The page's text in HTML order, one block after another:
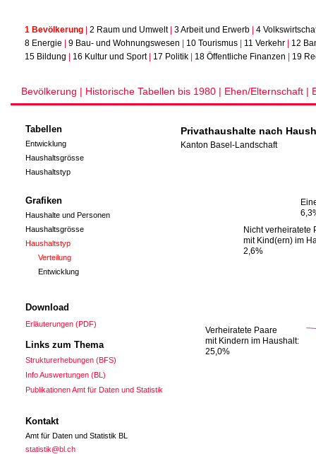
1 Bevölkerung 2 Raum und Umwelt| 3 Arbeit und Erwerb
4
8 Energie | 9 Bau- und Wohnungswesen | 10 Tourismus | 11 Verkehr | 12
15 Bildung | 16 Kultur und Sport| 17 Politik | 18 Öffentliche Finanzen | 19
Bevölkerung | Historische Tabellen bis 1980 | Ehen/Elternschaft |
Tabellen
Entwicklung
Haushaltsgrösse
Haushaltstyp
Grafiken
Haushalte und Personen
Haushaltsgrösse
Haushaltstyp
Verteilung
Entwicklung
Download
Erläuterungen (PDF)
Links zum Thema
Strukturerhebungen (BFS)
Info Auswertungen (BL)
Publikationen Amt für Daten und Statistik
Kontakt
Amt für Daten und Statistik BL
statistik@bl.ch
Privathaushalte nach
Kanton Basel-Landschaft
Verheiratete Paare
mit Kindern im Haushalt:
25,0%
Verheiratete Paare
mit Kindern im Haushalt:
25,0%
Nicht verheiratete
mit Kind(ern) im
2,6%
Nicht verheiratete
mit Kind(ern) im
2,6%